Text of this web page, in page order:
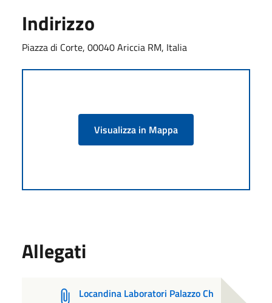
Indirizzo
Piazza di Corte, 00040 Ariccia RM, Italia
Visualizza in Mappa
Allegati
Locandina Laboratori Palazzo Ch